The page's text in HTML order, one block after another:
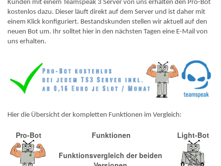
Kunden mit einem Teamspeak 3 Server von uns erhalten den Pro-Bot
kostenlos dazu. Dieser läuft direkt auf dem Server und ist daher mit
einem Klick konfiguriert. Bestandskunden stellen wir aktuell auf den
neuen Bot um. Ihr solltet hier in den nächsten Tagen eine E-Mail von
uns erhalten.
Hier die Übersicht der kompletten Funktionen im Vergleich:
Pro-Bot Funktionen Light-Bot
Funktionsvergleich der beiden